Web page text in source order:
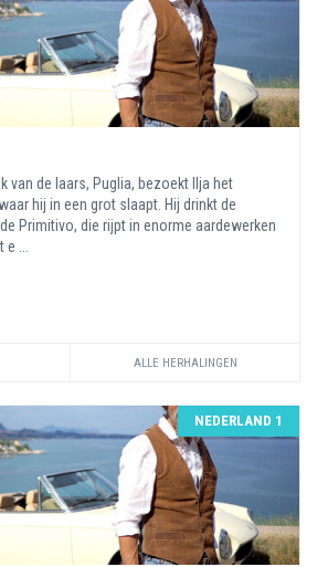
van de laars, Puglia, bezoekt Ilja het
hij in een grot slaapt. Hij drinkt de
Primitivo, die rijpt in enorme aardewerken
...
ALLE HERHALINGEN
NEDERLAND 1